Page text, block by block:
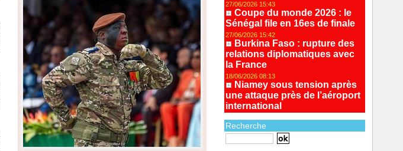
27/06/2026 15:43
Coupe du monde 2026 : le
Sénégal file en 16es de finale
27/06/2026 15:42
Burkina Faso : rupture des
relations diplomatiques avec
la France
18/06/2026 08:13
Niamey sous tension après
une attaque près de l’aéroport
international
Recherche